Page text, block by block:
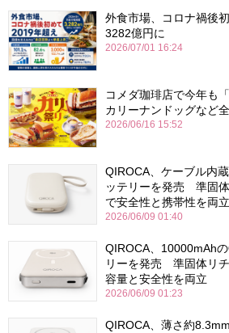
外食市場、コロナ禍後
3282億円に
2026/07/01 16:24
コメダ珈琲店で今年も
カリーナンドッグなど
2026/06/16 15:52
QIROCA、ケーブル内
ッテリーを発売 準固
で安全性と携帯性を両立
2026/06/09 01:40
QIROCA、10000mAh
リーを発売 準固体リ
容量と安全性を両立
2026/06/09 01:23
QIROCA、薄さ約